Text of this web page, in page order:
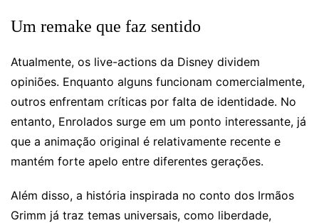
Um remake que faz sentido
Atualmente, os live-actions da Disney dividem
opiniões. Enquanto alguns funcionam comercialmente,
outros enfrentam críticas por falta de identidade. No
entanto, Enrolados surge em um ponto interessante, já
que a animação original é relativamente recente e
mantém forte apelo entre diferentes gerações.
Além disso, a história inspirada no conto dos Irmãos
Grimm já traz temas universais, como liberdade,